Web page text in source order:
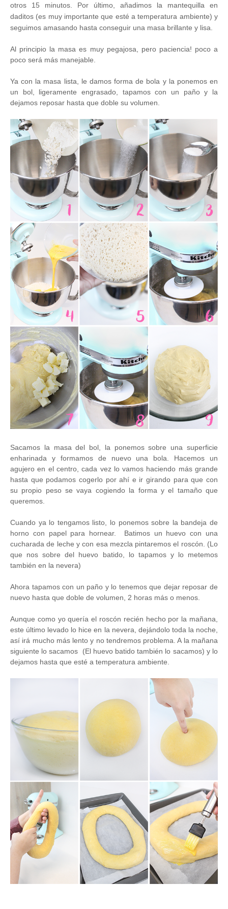
otros 15 minutos. Por último, añadimos la mantequilla en
daditos (es muy importante que esté a temperatura ambiente) y
seguimos amasando hasta conseguir una masa brillante y lisa.
Al principio la masa es muy pegajosa, pero paciencia! poco a
poco será más manejable.
Ya con la masa lista, le damos forma de bola y la ponemos en
un bol, ligeramente engrasado, tapamos con un paño y la
dejamos reposar hasta que doble su volumen.
Sacamos la masa del bol, la ponemos sobre una superficie
enharinada y formamos de nuevo una bola. Hacemos un
agujero en el centro, cada vez lo vamos haciendo más grande
hasta que podamos cogerlo por ahí e ir girando para que con
su propio peso se vaya cogiendo la forma y el tamaño que
queremos.
Cuando ya lo tengamos listo, lo ponemos sobre la bandeja de
horno con papel para hornear. Batimos un huevo con una
cucharada de leche y con esa mezcla pintaremos el roscón. (Lo
que nos sobre del huevo batido, lo tapamos y lo metemos
también en la nevera)
Ahora tapamos con un paño y lo tenemos que dejar reposar de
nuevo hasta que doble de volumen, 2 horas más o menos.
Aunque como yo quería el roscón recién hecho por la mañana,
este último levado lo hice en la nevera, dejándolo toda la noche,
así irá mucho más lento y no tendremos problema. A la mañana
siguiente lo sacamos (El huevo batido también lo sacamos) y lo
dejamos hasta que esté a temperatura ambiente.